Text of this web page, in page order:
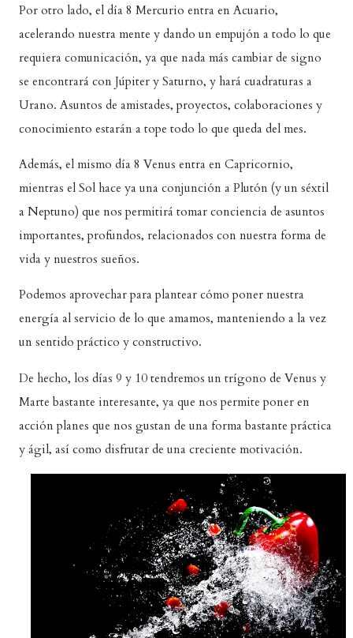
Por otro lado, el día 8 Mercurio entra en Acuario,
acelerando nuestra mente y dando un empujón a todo lo que
requiera comunicación, ya que nada más cambiar de signo
se encontrará con Júpiter y Saturno, y hará cuadraturas a
Urano. Asuntos de amistades, proyectos, colaboraciones y
conocimiento estarán a tope todo lo que queda del mes.
Además, el mismo día 8 Venus entra en Capricornio,
mientras el Sol hace ya una conjunción a Plutón (y un séxtil
a Neptuno) que nos permitirá tomar conciencia de asuntos
importantes, profundos, relacionados con nuestra forma de
vida y nuestros sueños.
Podemos aprovechar para plantear cómo poner nuestra
energía al servicio de lo que amamos, manteniendo a la vez
un sentido práctico y constructivo.
De hecho, los días 9 y 10 tendremos un trígono de Venus y
Marte bastante interesante, ya que nos permite poner en
acción planes que nos gustan de una forma bastante práctica
y ágil, así como disfrutar de una creciente motivación.